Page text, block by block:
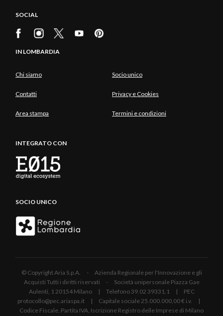
SOCIAL
IN LOMBARDIA
Chi siamo Socio unico
Contatti Privacy e Cookies
Area stampa Termini e condizioni
INTEGRATO CON
SOCIO UNICO
© Copyright Aria S.p.A. - Azienda Regionale per l'Innovazione e gli
Acquisti Tutti i diritti riservati - Società unipersonale Piazza Gae
Aulenti, 1 20154 Milano | Telefono 39.02 39331.1 | PEC
protocollo@pec.ariaspa.it | Capitale sociale 25.000.000,00 € i.v. |
Codice Fiscale, Partita IVA, Iscrizione Registro delle Imprese di Milano